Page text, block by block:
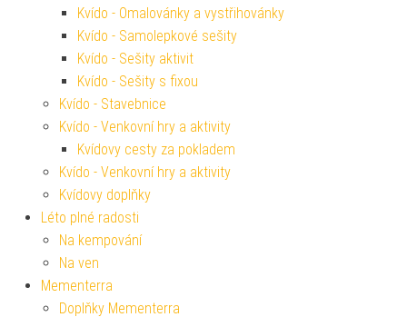
Kvído - Omalovánky a vystřihovánky
Kvído - Samolepkové sešity
Kvído - Sešity aktivit
Kvído - Sešity s fixou
Kvído - Stavebnice
Kvído - Venkovní hry a aktivity
Kvídovy cesty za pokladem
Kvído - Venkovní hry a aktivity
Kvídovy doplňky
Léto plné radosti
Na kempování
Na ven
Mementerra
Doplňky Mementerra